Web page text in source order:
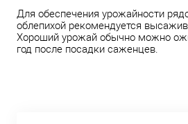
Для обеспечения урожайности
облепихой рекомендуется
Хороший урожай обычно можно
год после посадки саженцев.